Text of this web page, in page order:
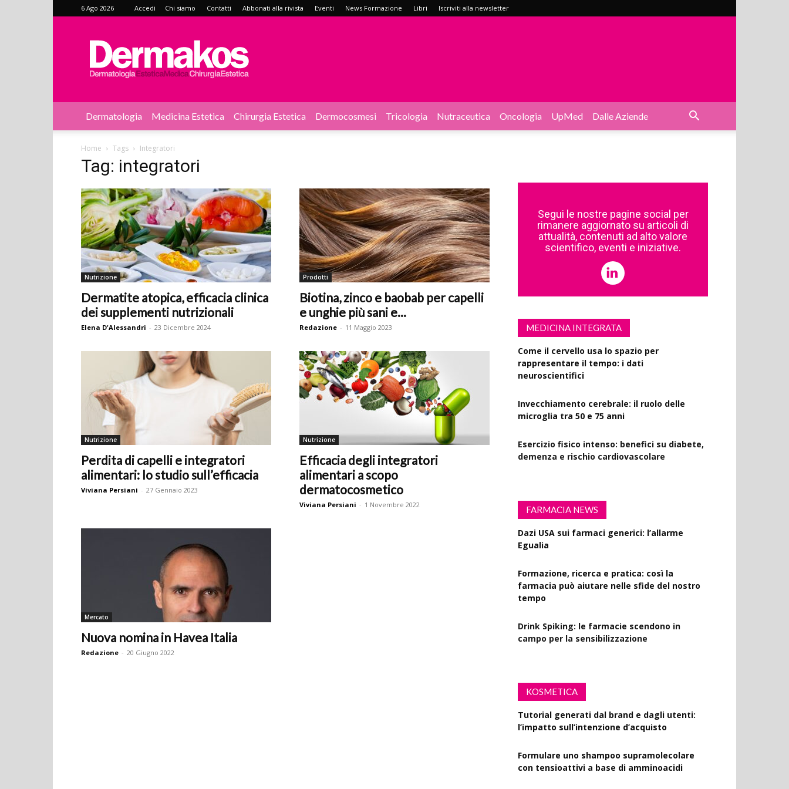
6 Ago 2026 Accedi Chi siamo Contatti Abbonati alla rivista Eventi News Formazione Libri Iscriviti alla newsletter
Dermakos
Dermatologia Medicina Estetica Chirurgia Estetica Dermocosmesi Tricologia Nutraceutica Oncologia UpMed Dalle Aziende
Home Tags Integratori
Tag: integratori
Nutrizione
Dermatite atopica, efficacia clinica
dei supplementi nutrizionali
Elena D'Alessandri - 23 Dicembre 2024
Prodotti
Biotina, zinco e baobab per capelli
e unghie più sani e...
Redazione - 11 Maggio 2023
Nutrizione
Perdita di capelli e integratori
alimentari: lo studio sull’efficacia
Viviana Persiani - 27 Gennaio 2023
Nutrizione
Efficacia degli integratori
alimentari a scopo
dermatocosmetico
Viviana Persiani - 1 Novembre 2022
Mercato
Nuova nomina in Havea Italia
Redazione - 20 Giugno 2022
Segui le nostre pagine social per
rimanere aggiornato su articoli di
attualità, contenuti ad alto valore
scientifico, eventi e iniziative.
MEDICINA INTEGRATA
Come il cervello usa lo spazio per
rappresentare il tempo: i dati
neuroscientifici
Invecchiamento cerebrale: il ruolo delle
microglia tra 50 e 75 anni
Esercizio fisico intenso: benefici su diabete,
demenza e rischio cardiovascolare
FARMACIA NEWS
Dazi USA sui farmaci generici: l’allarme
Egualia
Formazione, ricerca e pratica: così la
farmacia può aiutare nelle sfide del nostro
tempo
Drink Spiking: le farmacie scendono in
campo per la sensibilizzazione
KOSMETICA
Tutorial generati dal brand e dagli utenti:
l’impatto sull’intenzione d’acquisto
Formulare uno shampoo supramolecolare
con tensioattivi a base di amminoacidi